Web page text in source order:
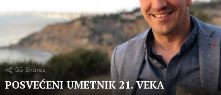
55 Shares
POSVEĆENI UMETNIK 21. VEKA